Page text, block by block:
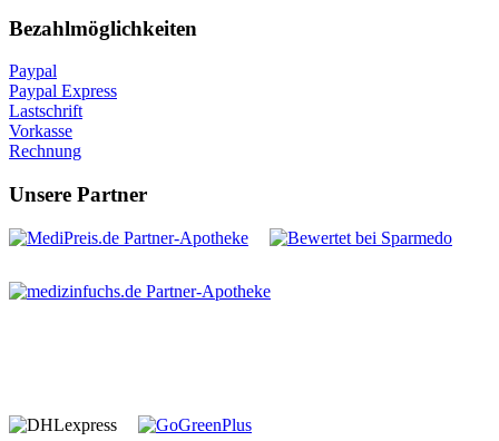
Bezahlmöglichkeiten
Paypal
Paypal Express
Lastschrift
Vorkasse
Rechnung
Unsere Partner